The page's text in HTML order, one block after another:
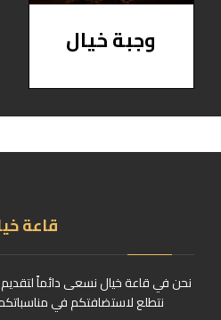
وجبة خيال
قاعة
نحن في قاعة خيال نسعى دائماً
نتطلع لاستضافتكم في